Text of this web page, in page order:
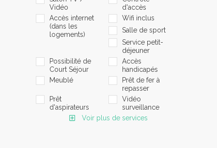
Vidéo
d'accès
Accès internet
(dans les
logements)
Wifi inclus
Salle de sport
Service petit-
déjeuner
Possibilité de
Court Séjour
Accès
handicapés
Meublé
Prêt de fer à
repasser
Prêt
d'aspirateurs
Vidéo
surveillance
Voir plus de services